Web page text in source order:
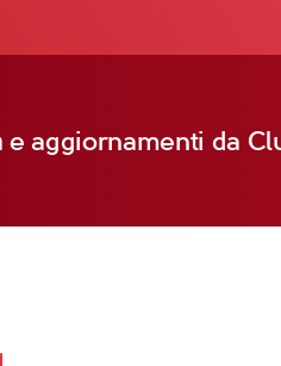
aggiornamenti da